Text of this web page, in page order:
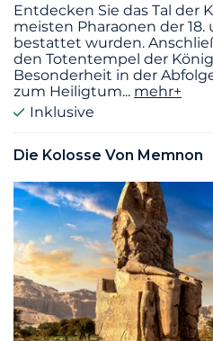
Entdecken Sie das Tal der
meisten Pharaonen der 18.
bestattet wurden.
den Totentempel der
Besonderheit in der
zum Heiligtum... mehr+
Inklusive
Die Kolosse Von Memnon